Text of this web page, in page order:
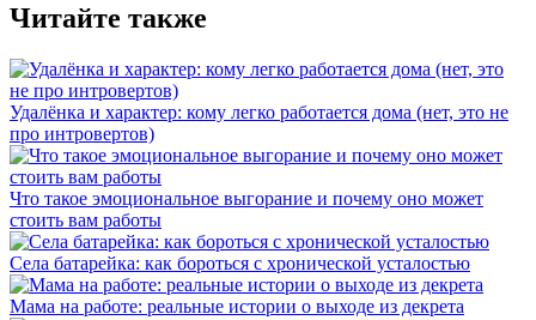
Читайте также
Удалёнка и характер: кому легко работается дома (нет, это не
про интровертов)
Что такое эмоциональное выгорание и почему оно может
стоить вам работы
Села батарейка: как бороться с хронической усталостью
Мама на работе: реальные истории о выходе из декрета